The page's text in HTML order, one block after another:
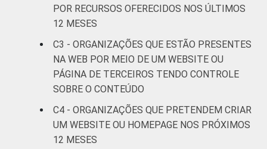
Religião 29 70
Saúde e
assistência
42
Outros
Fonte: CGI.br/NIC.br, Centro Regional de
Estudos para o Desenvolvimento da
POR RECURSOS OFERECIDOS NOS ÚLTIMOS
12 MESES
C3 - ORGANIZAÇÕES QUE ESTÃO PRESENTES
NA WEB POR MEIO DE UM WEBSITE OU
PÁGINA DE TERCEIROS TENDO CONTROLE
SOBRE O CONTEÚDO
C4 - ORGANIZAÇÕES QUE PRETENDEM CRIAR
UM WEBSITE OU HOMEPAGE NOS PRÓXIMOS
12 MESES